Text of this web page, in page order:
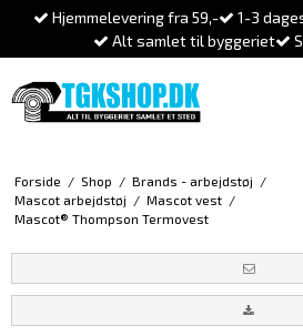
Hjemmelevering fra 59,-
1-3
Alt samlet til byggeriet
Forside / Shop / Brands - arbejdstøj /
Mascot arbejdstøj / Mascot vest /
Mascot® Thompson Termovest